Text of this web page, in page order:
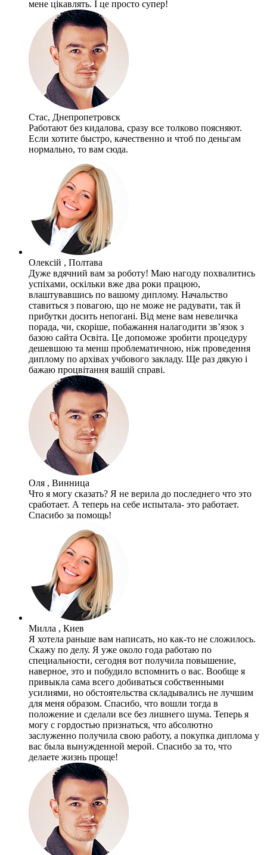
мене цікавлять. І це просто супер!
Стас, Днепропетровск
Работают без кидалова, сразу все толково поясняют.
Если хотите быстро, качественно и чтоб по деньгам
нормально, то вам сюда.
Олексій , Полтава
Дуже вдячний вам за роботу! Маю нагоду похвалитись
успіхами, оскільки вже два роки працюю,
влаштувавшись по вашому диплому. Начальство
ставиться з повагою, що не може не радувати, так й
прибутки досить непогані. Від мене вам невеличка
порада, чи, скоріше, побажання налагодити зв’язок з
базою сайта Освіта. Це допоможе зробити процедуру
дешевшою та менш проблематичною, ніж проведення
диплому по архівах учбового закладу. Ще раз дякую і
бажаю процвітання вашій справі.
Оля , Винница
Что я могу сказать? Я не верила до последнего что это
сработает. А теперь на себе испытала- это работает.
Спасибо за помощь!
Милла , Киев
Я хотела раньше вам написать, но как-то не сложилось.
Скажу по делу. Я уже около года работаю по
специальности, сегодня вот получила повышение,
наверное, это и побудило вспомнить о вас. Вообще я
привыкла сама всего добиваться собственными
усилиями, но обстоятельства складывались не лучшим
для меня образом. Спасибо, что вошли тогда в
положение и сделали все без лишнего шума. Теперь я
могу с гордостью признаться, что абсолютно
заслуженно получила свою работу, а покупка диплома у
вас была вынужденной мерой. Спасибо за то, что
делаете жизнь проще!